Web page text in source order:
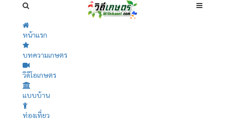
หน้าแรก
บทความเกษตร
วีดีโอเกษตร
แบบบ้าน
ท่องเที่ยว